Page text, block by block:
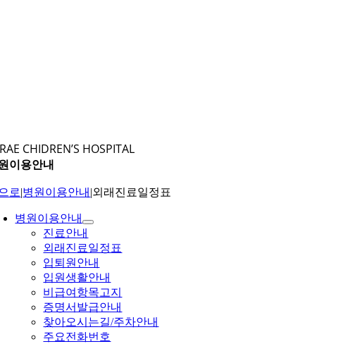
CHIDREN’S HOSPITAL
이용안내
로|병원이용안내 |외래진료일정표
병원이용안내
진료안내
외래진료일정표
입퇴원안내
입원생활안내
비급여항목고지
증명서발급안내
찾아오시는길/주차안내
주요전화번호